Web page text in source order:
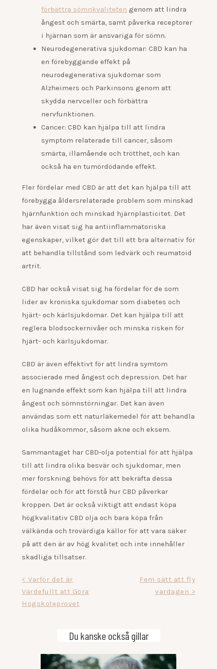
förbättra sömnkvaliteten genom att lindra
ångest och smärta, samt påverka receptorer
i hjärnan som är ansvariga för sömn.
Neurodegenerativa sjukdomar: CBD kan ha
en förebyggande effekt på
neurodegenerativa sjukdomar som
Alzheimers och Parkinsons genom att
skydda nervceller och förbättra
nervfunktionen.
Cancer: CBD kan hjälpa till att lindra
symptom relaterade till cancer, såsom
smärta, illamående och trötthet, och kan
också ha en tumördödande effekt.
Fler fördelar med CBD är att det kan hjälpa till att
förebygga åldersrelaterade problem som minskad
hjärnfunktion och minskad hjärnplasticitet. Det
har även visat sig ha antiinflammatoriska
egenskaper, vilket gör det till ett bra alternativ för
att behandla tillstånd som ledvärk och reumatoid
artrit.
CBD har också visat sig ha fördelar för de som
lider av kroniska sjukdomar som diabetes och
hjärt- och kärlsjukdomar. Det kan hjälpa till att
reglera blodsockernivåer och minska risken för
hjärt- och kärlsjukdomar.
CBD är även effektivt för att lindra symtom
associerade med ångest och depression. Det har
en lugnande effekt som kan hjälpa till att lindra
ångest och sömnstörningar. Det kan även
användas som ett naturläkemedel för att behandla
olika hudåkommor, såsom akne och eksem.
Sammantaget har CBD-olja potential för att hjälpa
till att lindra olika besvär och sjukdomar, men
mer forskning behövs för att bekräfta dessa
fördelar och för att förstå hur CBD påverkar
kroppen. Det är också viktigt att endast köpa
högkvalitativ CBD olja och bara köpa från
välkända och trovärdiga källor för att vara säker
på att den är av hög kvalitet och inte innehåller
skadliga tillsatser.
Inläggsnavigering
< Varför det är
Värdefullt att Göra
Högskoleprovet
Fem sätt att fly
vardagen >
Du kanske också gillar